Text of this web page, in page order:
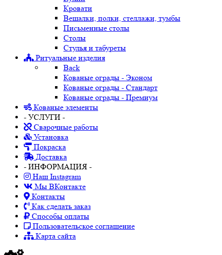
Кровати
Вешалки, полки, стеллажи, тумбы
Письменные столы
Столы
Стулья и табуреты
Ритуальные изделия
Back
Кованые ограды - Эконом
Кованые ограды - Стандарт
Кованые ограды - Премиум
Кованые элементы
- УСЛУГИ -
Сварочные работы
Установка
Покраска
Доставка
- ИНФОРМАЦИЯ -
Наш Instagram
Мы ВКонтакте
Контакты
Как сделать заказ
Способы оплаты
Пользовательское соглашение
Карта сайта